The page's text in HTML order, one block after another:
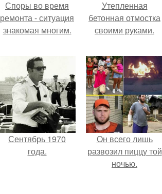
Споры во время
ремонта - ситуация
знакомая многим.
Утепленная
бетонная отмостка
своими руками.
Сентябрь 1970
года.
Он всего лишь
развозил пиццу той
ночью.